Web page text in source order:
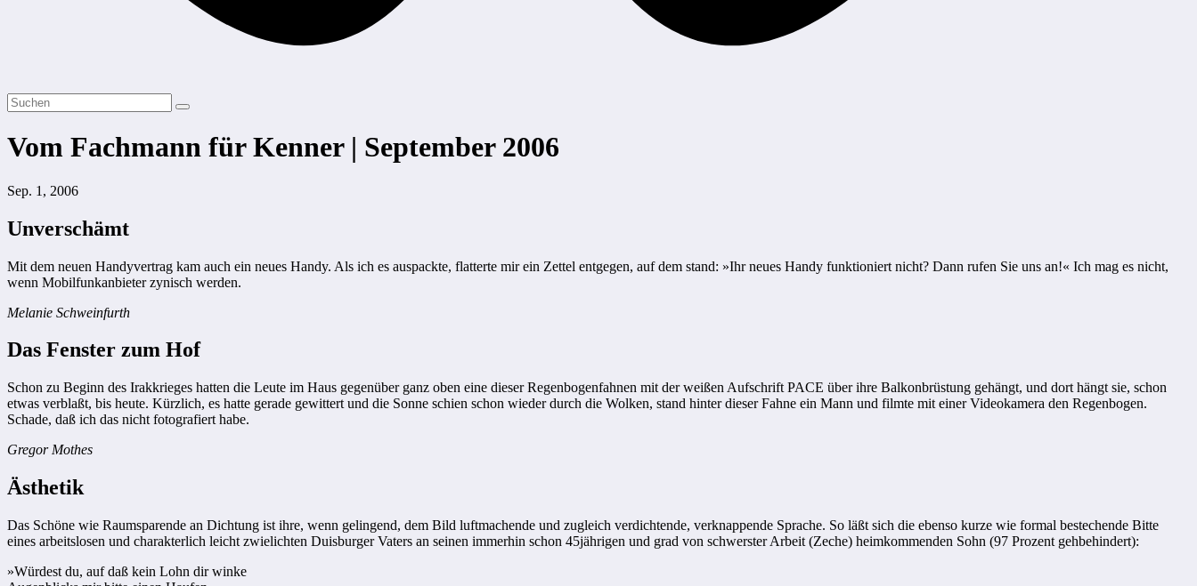
Vom Fachmann für Kenner | September 2006
Sep. 1, 2006
Unverschämt
Mit dem neuen Handyvertrag kam auch ein neues Handy. Als ich es auspackte, flatterte mir ein Zettel entgegen, auf dem stand: »Ihr neues Handy funktioniert nicht? Dann rufen Sie uns an!« Ich mag es nicht,
wenn Mobilfunkanbieter zynisch werden.
Melanie Schweinfurth
Das Fenster zum Hof
Schon zu Beginn des Irakkrieges hatten die Leute im Haus gegenüber ganz oben eine dieser Regenbogenfahnen mit der weißen Aufschrift PACE über ihre Balkonbrüstung gehängt, und dort hängt sie, schon
etwas verblaßt, bis heute. Kürzlich, es hatte gerade gewittert und die Sonne schien schon wieder durch die Wolken, stand hinter dieser Fahne ein Mann und filmte mit einer Videokamera den Regenbogen.
Schade, daß ich das nicht fotografiert habe.
Gregor Mothes
Ästhetik
Das Schöne wie Raumsparende an Dichtung ist ihre, wenn gelingend, dem Bild luftmachende und zugleich verdichtende, verknappende Sprache. So läßt sich die ebenso kurze wie formal bestechende Bitte
eines arbeitslosen und charakterlich leicht zwielichten Duisburger Vaters an seinen immerhin schon 45jährigen und grad von schwerster Arbeit (Zeche) heimkommenden Sohn (97 Prozent gehbehindert):
»Würdest du, auf daß kein Lohn dir winke